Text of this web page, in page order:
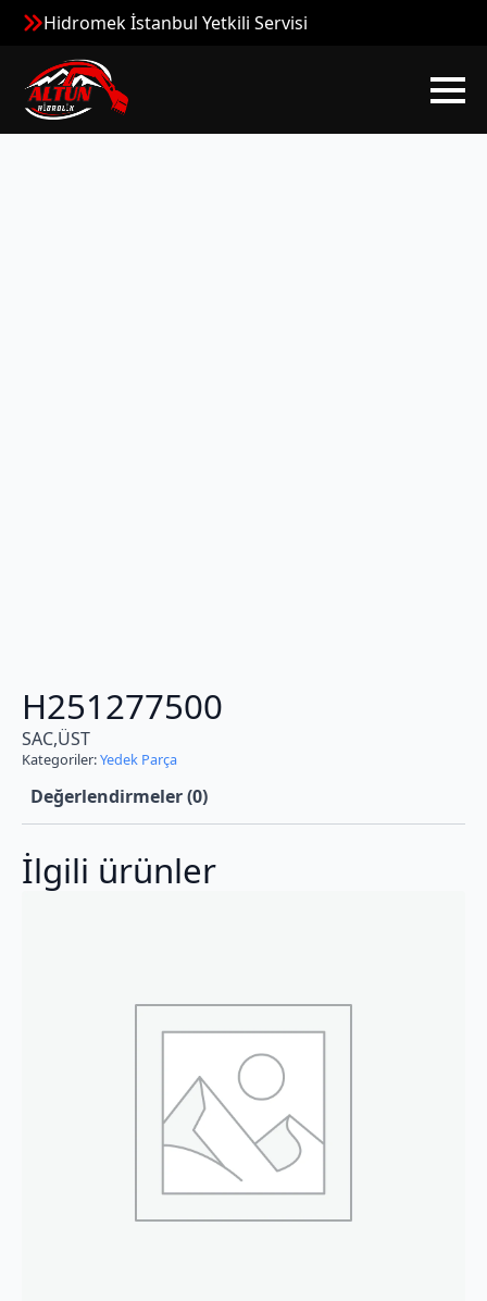
Hidromek İstanbul Yetkili Servisi
H251277500
SAC,ÜST
Kategoriler:Yedek Parça
Değerlendirmeler (0)
İlgili ürünler